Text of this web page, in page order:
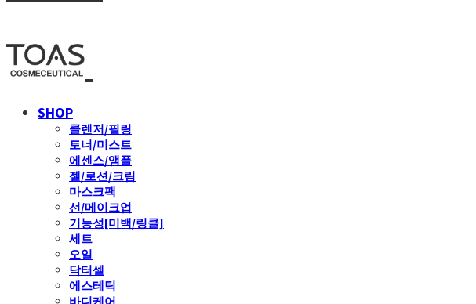
SHOP
클렌저/필링
토너/미스트
에센스/앰플
젤/로션/크림
마스크팩
선/메이크업
기능성[미백/링클]
세트
오일
닥터셀
에스테틱